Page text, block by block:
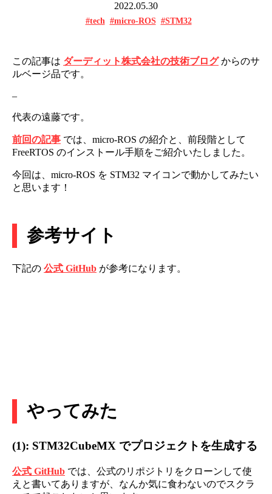
2022.05.30
#tech #micro-ROS #STM32
この記事は ダーディット株式会社の技術ブログからのサ
ルベージ品です。
–
代表の遠藤です。
前回の記事 では、micro-ROS の紹介と、前段階として
FreeRTOS のインストール手順をご紹介いたしました。
今回は、micro-ROS を STM32 マイコンで動かしてみたい
と思います！
参考サイト
下記の 公式 GitHub が参考になります。
やってみた
(1): STM32CubeMX でプロジェクトを生成する
公式 GitHub では、公式のリポジトリをクローンして使
えと書いてありますが、なんか気に食わないのでスクラ